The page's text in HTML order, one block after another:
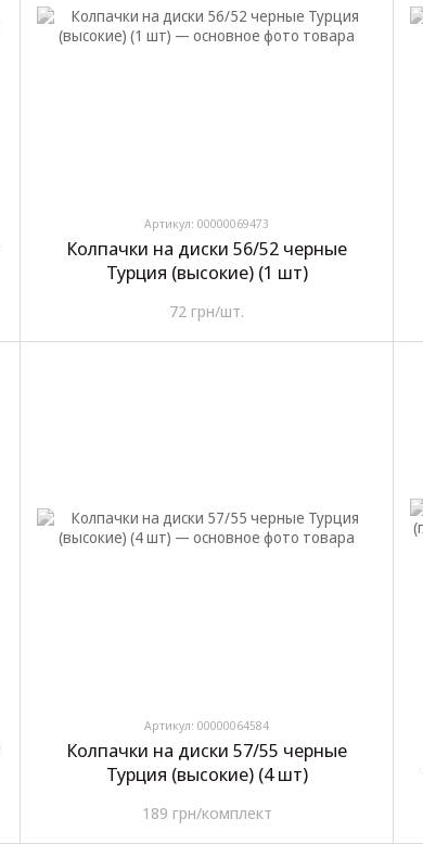
Артикул: 00000069473
Колпачки на диски 56/52 черные
Турция (высокие) (1 шт)
72 грн/шт.
Артикул: 00000064584
Колпачки на диски 57/55 черные
Турция (высокие) (4 шт)
189 грн/комплект